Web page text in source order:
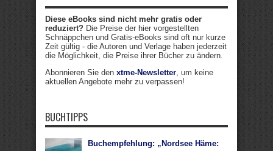
Diese eBooks sind nicht mehr gratis oder
reduziert? Die Preise der hier vorgestellten
Schnäppchen und Gratis-eBooks sind oft nur kurze
Zeit gültig - die Autoren und Verlage haben jederzeit
die Möglichkeit, die Preise ihrer Bücher zu ändern.
Abonnieren Sie den xtme-Newsletter , um keine
aktuellen Angebote mehr zu verpassen!
BUCHTIPPS
Buchempfehlung: „Nordsee Häme: